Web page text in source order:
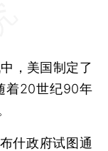
，美国制定了
着20世纪90年
什政府试图通